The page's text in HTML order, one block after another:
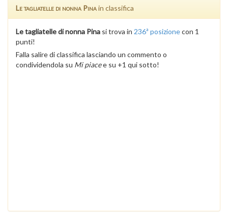
Le tagliatelle di nonna Pinain classifica
Le tagliatelle di nonna Pina si trova in 236ª posizionecon 1
punti!
Falla salire di classifica lasciando un commento o
condividendola su Mi piacee su +1 qui sotto!